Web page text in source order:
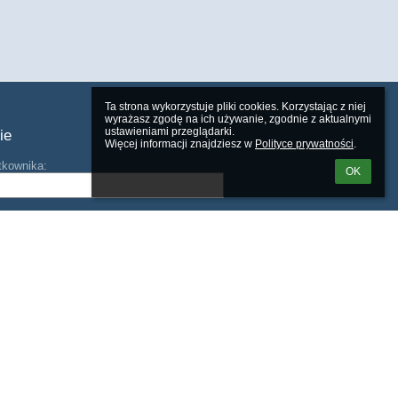
Ta strona wykorzystuje pliki cookies. Korzystając z niej
wyrażasz zgodę na ich używanie, zgodnie z aktualnymi
ustawieniami przeglądarki.
Więcej informacji znajdziesz w Polityce prywatności.
OK